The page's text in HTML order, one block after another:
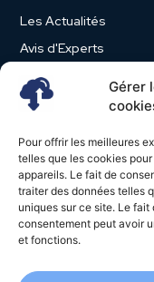
Gérer
Pour offrir les meilleures
telles que les cookies
appareils. Le fait de
traiter des données telles
uniques sur ce site. Le
consentement peut avoir
et fonctions.
Les Actualités
Avis d'Experts
Produits et Services
Vie d'entreprise
Nominations
Études
Évènements
Video News